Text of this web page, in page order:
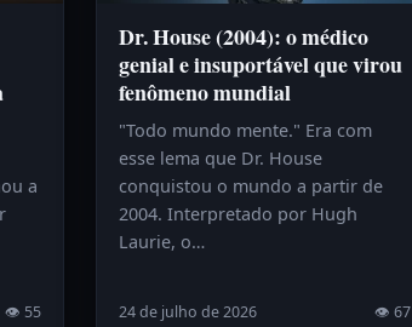
a
👁 55
Dr. House (2004): o médico
genial e insuportável que virou
fenômeno mundial
"Todo mundo mente." Era com
esse lema que Dr. House
conquistou o mundo a partir de
2004. Interpretado por Hugh
Laurie, o…
24 de julho de 2026 👁 67